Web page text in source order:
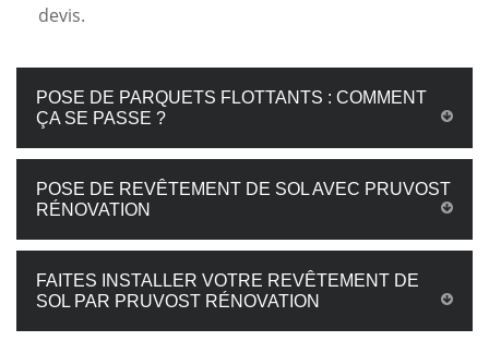
devis.
POSE DE PARQUETS FLOTTANTS : COMMENT
ÇA SE PASSE ?
POSE DE REVÊTEMENT DE SOL AVEC PRUVOST
RÉNOVATION
FAITES INSTALLER VOTRE REVÊTEMENT DE
SOL PAR PRUVOST RÉNOVATION